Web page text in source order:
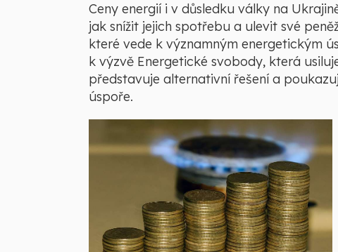
Ceny energií i v důsledku války na
jak snížit jejich spotřebu a ulevit své
které vede k významným energetickým
k výzvě Energetické svobody, která
představuje alternativní řešení a
úspoře.